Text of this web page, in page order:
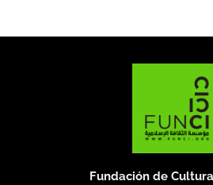
Fundación de